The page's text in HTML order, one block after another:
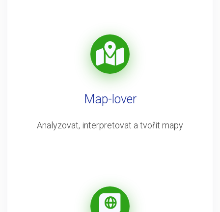
Map-lover
Analyzovat, interpretovat a tvořit mapy